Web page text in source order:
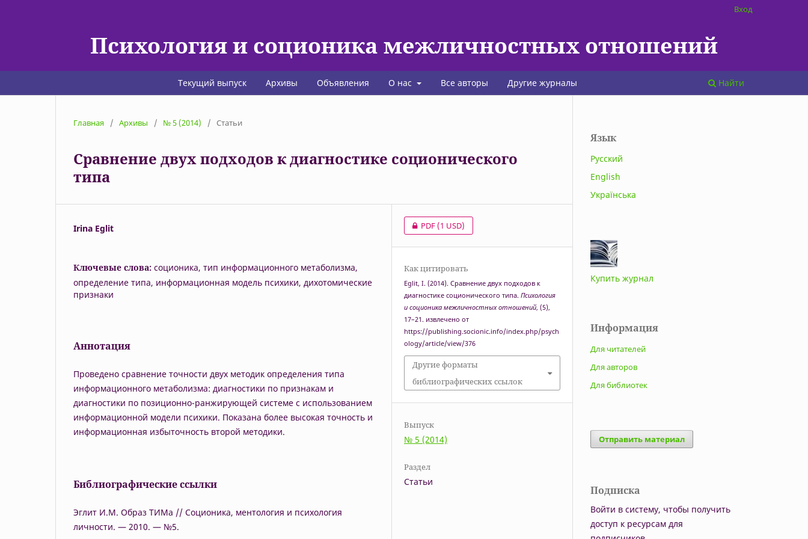
Психология и соционика межличностных отношений
Текущий выпуск Архивы Объявления О нас Все авторы Другие журналы Найти
Вход
Главная / Архивы / № 5 (2014) / Статьи
Сравнение двух подходов к диагностике соционического
типа
Irina Eglit
Ключевые слова: соционика, тип информационного метаболизма,
определение типа, информационная модель психики, дихотомические
признаки
Аннотация
Проведено сравнение точности двух методик определения типа
информационного метаболизма: диагностики по признакам и
диагностики по позиционно-ранжирующей системе с использованием
информационной модели психики. Показана более высокая точность и
информационная избыточность второй методики.
Библиографические ссылки
Эглит И.М. Образ ТИМа // Соционика, ментология и психология
личности. — 2010. — №5.
PDF(1 USD)
Как цитировать
Eglit, I. (2014). Сравнение двух подходов к
диагностике соционического типа.Психология
и соционика межличностных отношений, (5),
17–21. извлечено от
https://publishing.socionic.info/index.php/psych
ology/article/view/376
Другие форматы
библиографических ссылок
Выпуск
№ 5 (2014)
Раздел
Статьи
Язык
Русский
English
Українська
Купить журнал
Информация
Для читателей
Для авторов
Для библиотек
Отправить материал
Подписка
Войти в систему, чтобы получить
доступ к ресурсам для